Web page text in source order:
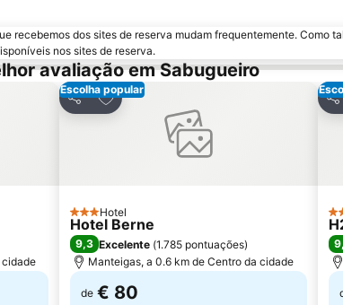
recebemos dos sites de reserva mudam frequentemente. Como
nos sites de reserva.
avaliação em Sabugueiro
cidade
Escolha popular
Partilhar
Adicionar aos favoritos
3 Estrelas
Hotel
Hotel Berne
9,3 Excelente (1.785 pontuações)
Manteigas, a 0.6 km de Centro da cidade
de € 80
4